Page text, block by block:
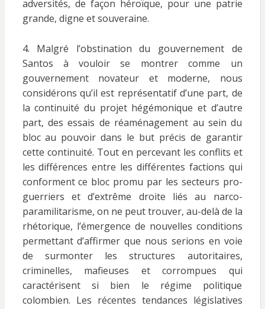
adversités, de façon héroïque, pour une patrie
grande, digne et souveraine.
4. Malgré l’obstination du gouvernement de
Santos à vouloir se montrer comme un
gouvernement novateur et moderne, nous
considérons qu’il est représentatif d’une part, de
la continuité du projet hégémonique et d’autre
part, des essais de réaménagement au sein du
bloc au pouvoir dans le but précis de garantir
cette continuité. Tout en percevant les conflits et
les différences entre les différentes factions qui
conforment ce bloc promu par les secteurs pro-
guerriers et d’extrême droite liés au narco-
paramilitarisme, on ne peut trouver, au-delà de la
rhétorique, l’émergence de nouvelles conditions
permettant d’affirmer que nous serions en voie
de surmonter les structures autoritaires,
criminelles, mafieuses et corrompues qui
caractérisent si bien le régime politique
colombien. Les récentes tendances législatives